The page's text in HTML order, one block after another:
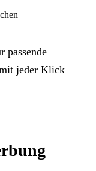
passende
jeder Klick